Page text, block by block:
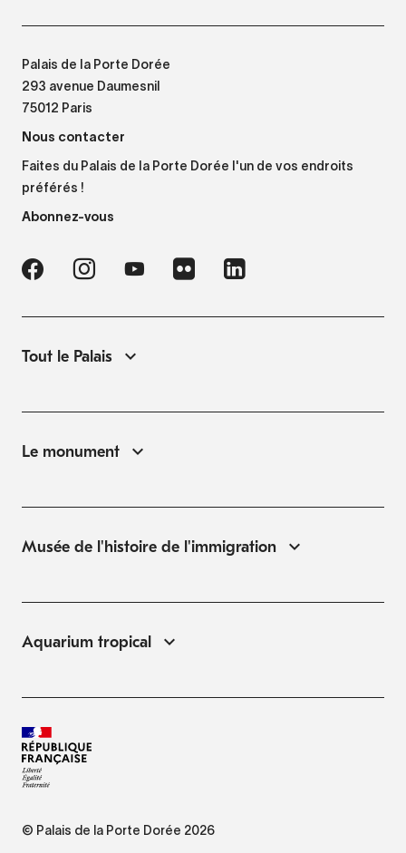
Palais de la Porte Dorée
293 avenue Daumesnil
75012 Paris
Nous contacter
Faites du Palais de la Porte Dorée l'un de vos endroits
préférés !
Abonnez-vous
Tout le Palais
Le monument
Musée de l'histoire de l'immigration
Aquarium tropical
© Palais de la Porte Dorée 2026